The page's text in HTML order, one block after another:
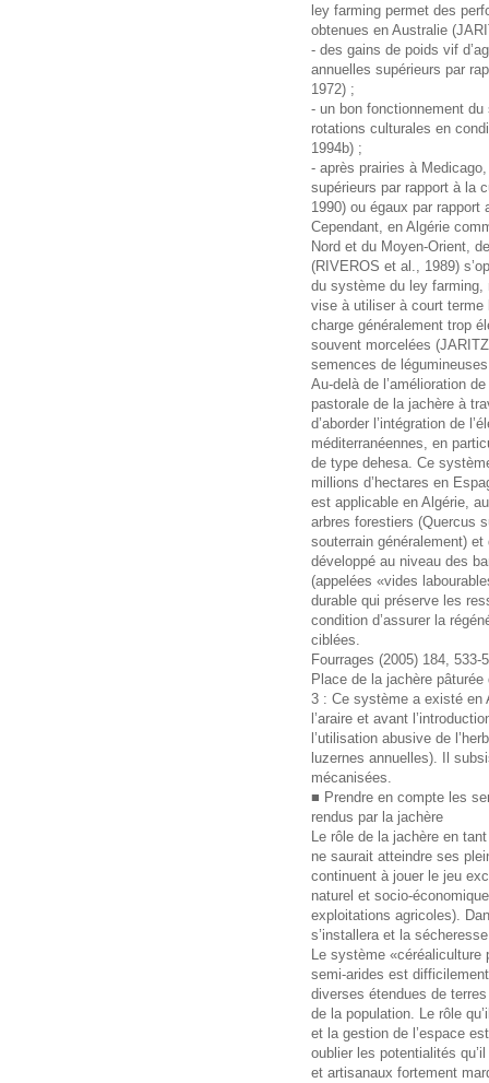
ley farming permet des
obtenues en Australie
- des gains de poids vif
annuelles supérieurs par
1972) ;
- un bon fonctionnement
rotations culturales en
1994b) ;
- après prairies à
supérieurs par rapport à la
1990) ou égaux par rapport
Cependant, en Algérie
Nord et du Moyen-Orient,
(RIVEROS et al., 1989)
du système du ley farming,
vise à utiliser à court terme
charge généralement trop
souvent morcelées
semences de
Au-delà de l’amélioration
pastorale de la jachère à
d’aborder l’intégration de
méditerranéennes, en
de type dehesa. Ce
millions d’hectares en
est applicable en Algérie,
arbres forestiers (Quercus
souterrain généralement)
développé au niveau des
(appelées «vides
durable qui préserve les
condition d’assurer la
ciblées.
Fourrages (2005) 184, 533-
Place de la jachère
3 : Ce système a existé en
l’araire et avant
l’utilisation abusive de
luzernes annuelles). Il
mécanisées.
■ Prendre en compte les
rendus par la jachère
Le rôle de la jachère en
ne saurait atteindre ses
continuent à jouer le jeu
naturel et socio-
exploitations agricoles).
s’installera et la
Le système
semi-arides est
diverses étendues de
de la population. Le rôle
et la gestion de l’espace
oublier les potentialités
et artisanaux fortement